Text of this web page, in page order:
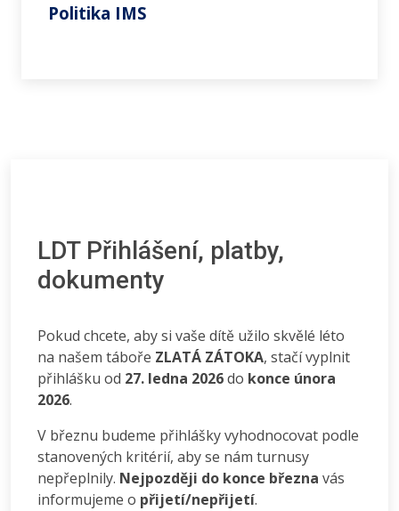
Politika IMS
LDT Přihlášení, platby,
dokumenty
Pokud chcete, aby si vaše dítě užilo skvělé léto
na našem táboře ZLATÁ ZÁTOKA, stačí vyplnit
přihlášku od 27. ledna 2026do konce února
2026.
V březnu budeme přihlášky vyhodnocovat podle
stanovených kritérií, aby se nám turnusy
nepřeplnily. Nejpozději do konce března vás
informujeme o přijetí/nepřijetí.